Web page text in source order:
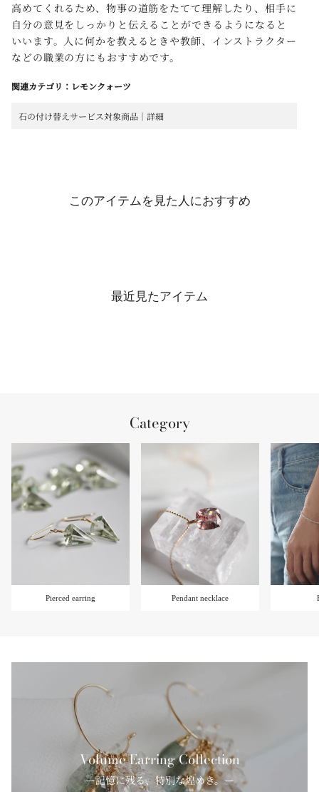
高めてくれるため、物事の道筋をたてて理解したり、相手に
自分の意見をしっかりと伝えることができるようになると
いいます。人に何かを教えるときや教師、インストラクター
などの職業の方にもおすすめです。
関連カテゴリ：レモンクォーツ
石の付け替えサービス対象商品｜詳細
このアイテムを見た人におすすめ
最近見たアイテム
Category
Pierced earring Pendant necklace
Volume Earring Collection
ー記憶に残る、特別な煌めき。ー